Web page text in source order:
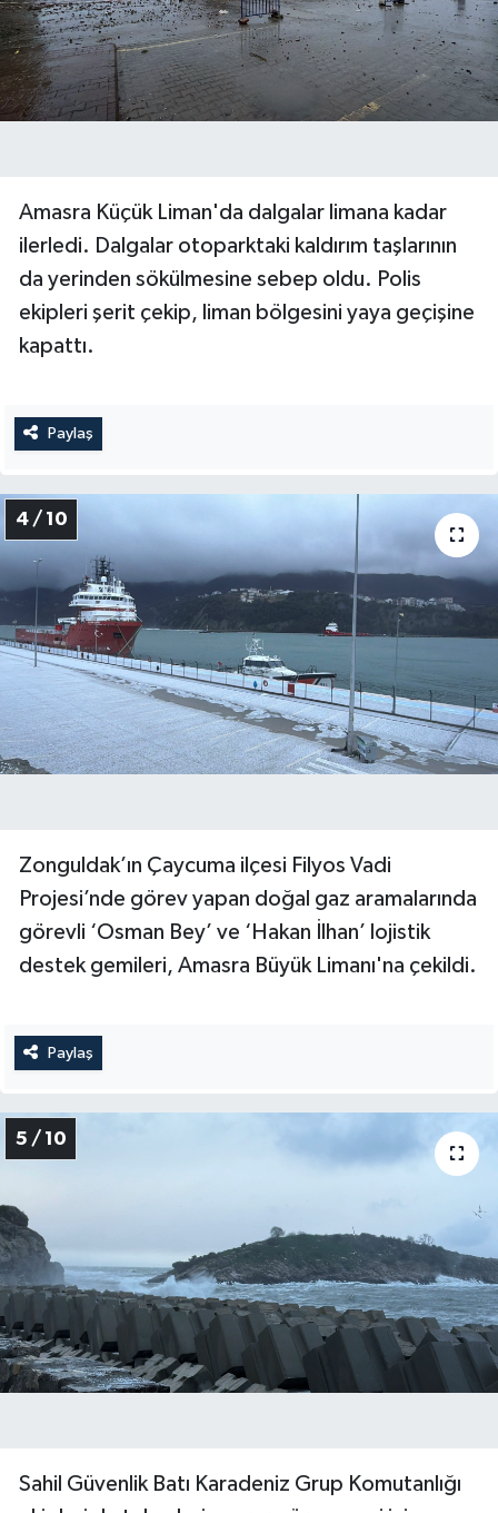
Amasra Küçük Liman'da dalgalar limana kadar
ilerledi. Dalgalar otoparktaki kaldırım taşlarının
da yerinden sökülmesine sebep oldu. Polis
ekipleri şerit çekip, liman bölgesini yaya geçişine
kapattı.
Paylaş
4 / 10
Zonguldak’ın Çaycuma ilçesi Filyos Vadi
Projesi’nde görev yapan doğal gaz aramalarında
görevli ‘Osman Bey’ ve ‘Hakan İlhan’ lojistik
destek gemileri, Amasra Büyük Limanı'na çekildi.
Paylaş
5 / 10
Sahil Güvenlik Batı Karadeniz Grup Komutanlığı